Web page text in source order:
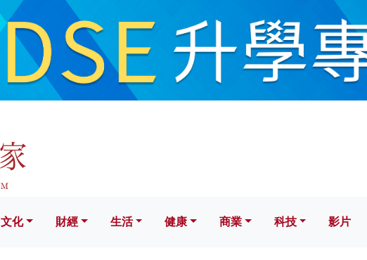
財經 生活 健康 科技 影片
文化 財經 生活 健康 商業 科技 影片